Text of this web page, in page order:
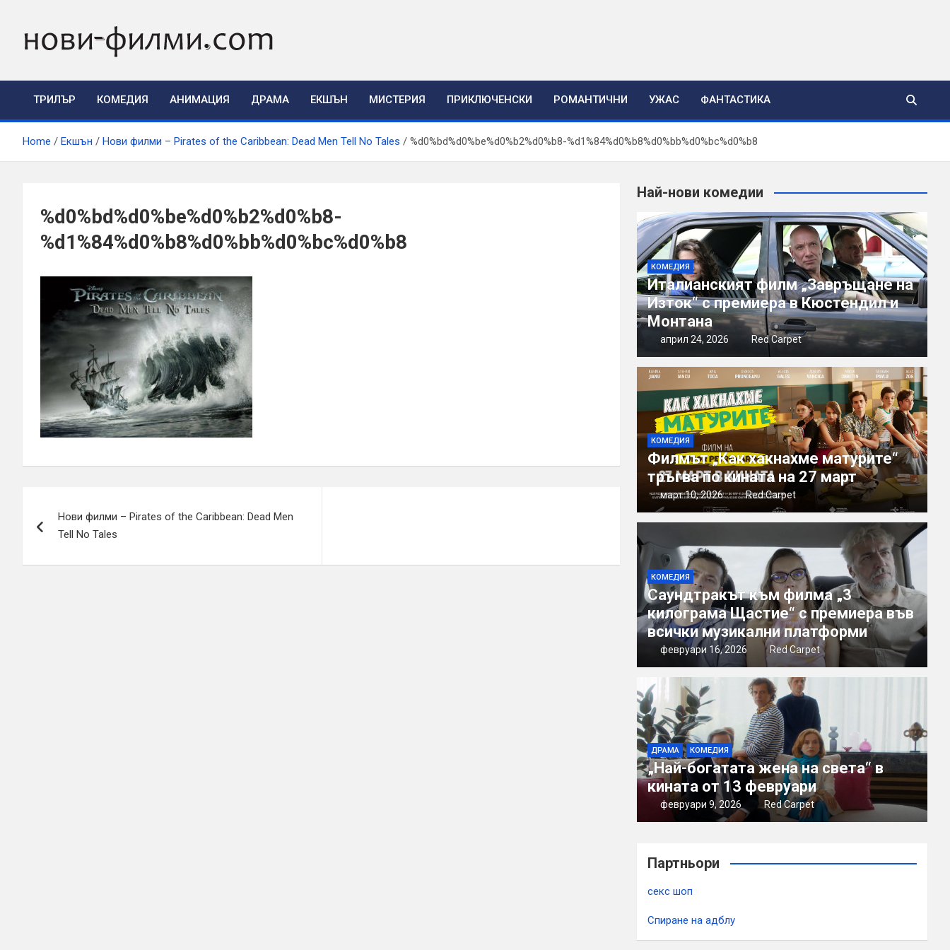
content
ТРИЛЪР КОМЕДИЯ АНИМАЦИЯ ДРАМА ЕКШЪН МИСТЕРИЯ ПРИКЛЮЧЕНСКИ РОМАНТИЧНИ УЖАС ФАНТАСТИКА
Home Екшън Нови филми – Pirates of the Caribbean: Dead Men Tell No Tales %d0%bd%d0%be%d0%b2%d0%b8-%d1%84%d0%b8%d0%bb%d0%bc%d0%b8
%d0%bd%d0%be%d0%b2%d0%b8-
%d1%84%d0%b8%d0%bb%d0%bc%d0%b8
Нови филми – Pirates of the Caribbean: Dead Men
Tell No Tales
Най-нови комедии
КОМЕДИЯ
Италианският филм „Завръщане на
Изток“ с премиера в Кюстендил и
Монтана
април 24, 2026 Red Carpet
КОМЕДИЯ
Филмът „Как хакнахме матурите“
тръгва по кината на 27 март
март 10, 2026 Red Carpet
КОМЕДИЯ
Саундтракът към филма „3
килограма Щастие“ с премиера във
всички музикални платформи
февруари 16, 2026 Red Carpet
ДРАМА КОМЕДИЯ
„Най-богатата жена на света“ в
кината от 13 февруари
февруари 9, 2026 Red Carpet
Партньори
секс шоп
Спиране на адблу